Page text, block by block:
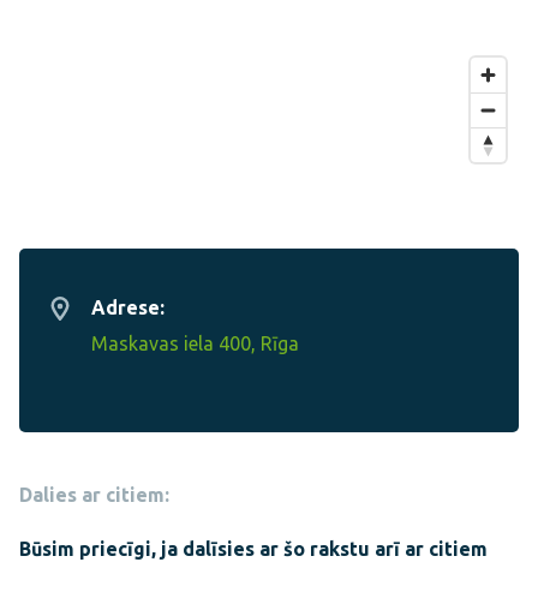
Adrese:
Maskavas iela 400, Rīga
Dalies ar citiem:
Būsim priecīgi, ja dalīsies ar šo rakstu arī ar citiem